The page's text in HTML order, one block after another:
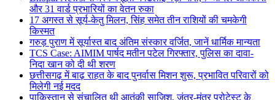
और 31 वार्ड प्रभारियों का वेतन रुका
17 अगस्त से सूर्य-केतु मिलन, सिंह समेत तीन राशियों की चमकेगी
किस्मत
गरुड़ पुराण में सूर्यास्त बाद अंतिम संस्कार वर्जित, जानें धार्मिक मान्यता
TCS Case: AIMIM पार्षद मतीन पटेल गिरफ्तार, पुलिस का दावा-
निदा खान को दी थी शरण
छत्तीसगढ़ में बाढ़ राहत के बाद पुनर्वास मिशन शुरू, प्रभावित परिवारों को
मिलेगी नई मदद
पाकिस्तान से संचालित थी आतंकी साजिश, जंतर-मंतर प्रोटेस्ट के